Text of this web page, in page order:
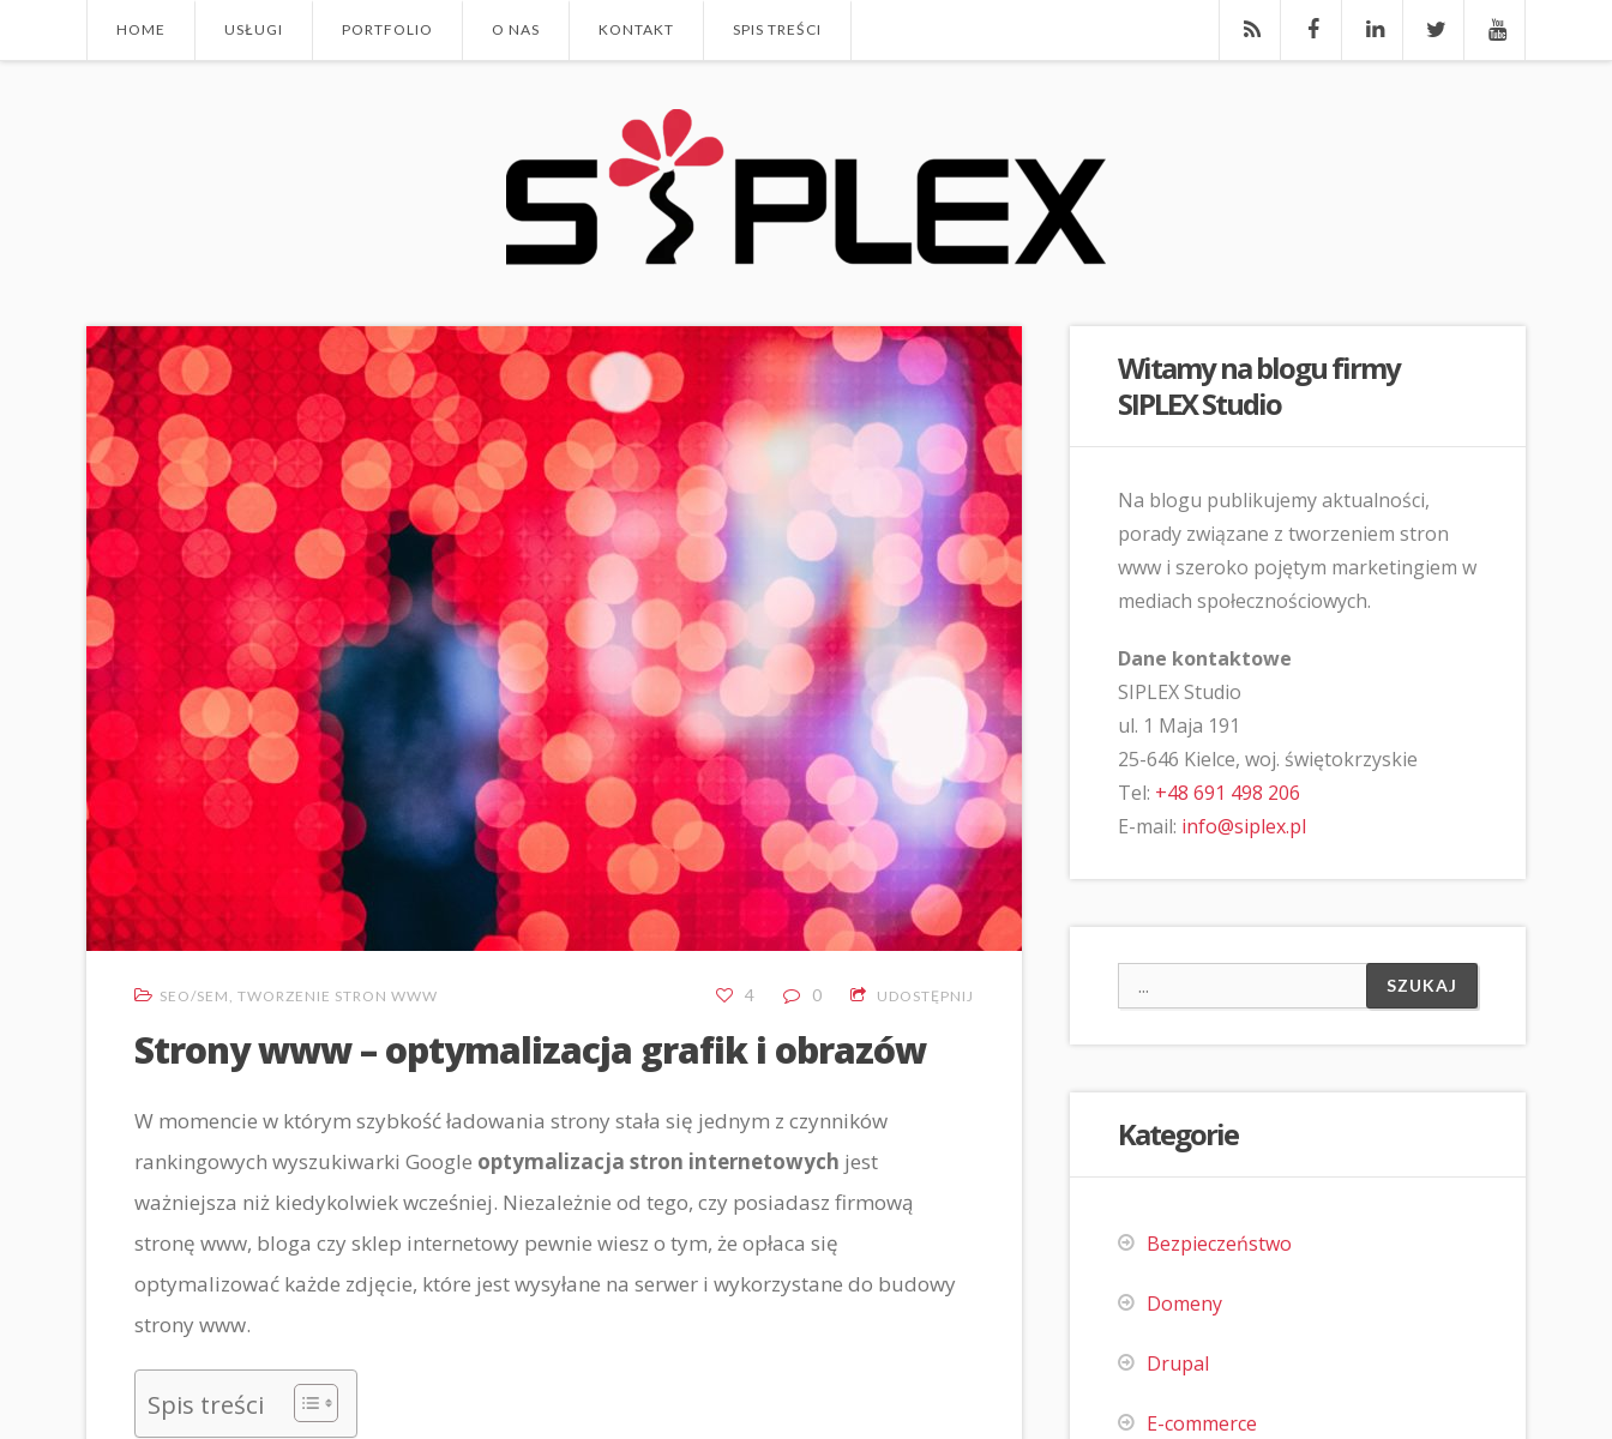
HOME USŁUGI PORTFOLIO O NAS KONTAKT SPIS TREŚCI
SEO/SEM , TWORZENIE STRON WWW 4 0 UDOSTĘPNIJ
Strony www – optymalizacja grafik i obrazów
W momencie w którym szybkość ładowania strony stała się jednym z czynników
rankingowych wyszukiwarki Google optymalizacja stron internetowych jest
ważniejsza niż kiedykolwiek wcześniej. Niezależnie od tego, czy posiadasz firmową
stronę www, bloga czy sklep internetowy pewnie wiesz o tym, że opłaca się
optymalizować każde zdjęcie, które jest wysyłane na serwer i wykorzystane do budowy
strony www.
Spis treści
Witamy na blogu firmy
SIPLEX Studio
Na blogu publikujemy aktualności,
porady związane z tworzeniem stron
www i szeroko pojętym marketingiem w
mediach społecznościowych.
Dane kontaktowe
SIPLEX Studio
ul. 1 Maja 191
25-646 Kielce, woj. świętokrzyskie
Tel: +48 691 498 206
E-mail: info@siplex.pl
Kategorie
Bezpieczeństwo
Domeny
Drupal
E-commerce